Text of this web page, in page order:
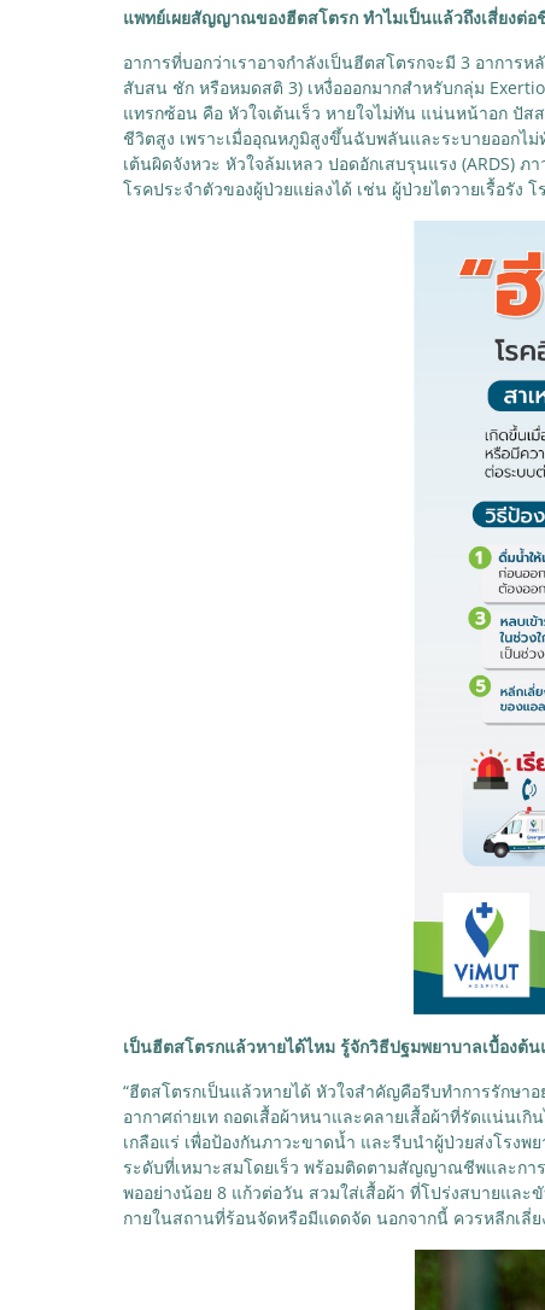
แพทย์เผยสัญญาณของฮีตสโตรก ทำไมเป็นแล้วถึงเสี่ยงต่อ
อาการที่บอกว่าเราอาจกำลังเป็นฮีตสโตรกจะมี 3 อาการ
สับสน ชัก หรือหมดสติ 3) เหงื่อออกมากสำหรับกลุ่ม
แทรกซ้อน คือ หัวใจเต้นเร็ว หายใจไม่ทัน แน่นหน้าอก ปัส
ชีวิตสูง เพราะเมื่ออุณหภูมิสูงขึ้นฉับพลันและระบายออกไ
เต้นผิดจังหวะ หัวใจล้มเหลว ปอดอักเสบรุนแรง (ARDS)
โรคประจำตัวของผู้ป่วยแย่ลงได้ เช่น ผู้ป่วยไตวายเรื้อรัง
เป็นฮีตสโตรกแล้วหายได้ไหม รู้จักวิธีปฐมพยาบาลเบื้องต้
“ฮีตสโตรกเป็นแล้วหายได้ หัวใจสำคัญคือรีบทำการรักษา
อากาศถ่ายเท ถอดเสื้อผ้าหนาและคลายเสื้อผ้าที่รัดแน่นเ
เกลือแร่ เพื่อป้องกันภาวะขาดน้ำ และรีบนำผู้ป่วยส่งโรงพ
ระดับที่เหมาะสมโดยเร็ว พร้อมติดตามสัญญาณชีพและกา
พออย่างน้อย 8 แก้วต่อวัน สวมใส่เสื้อผ้า ที่โปร่งสบายและ
กายในสถานที่ร้อนจัดหรือมีแดดจัด นอกจากนี้ ควรหลีกเลี่